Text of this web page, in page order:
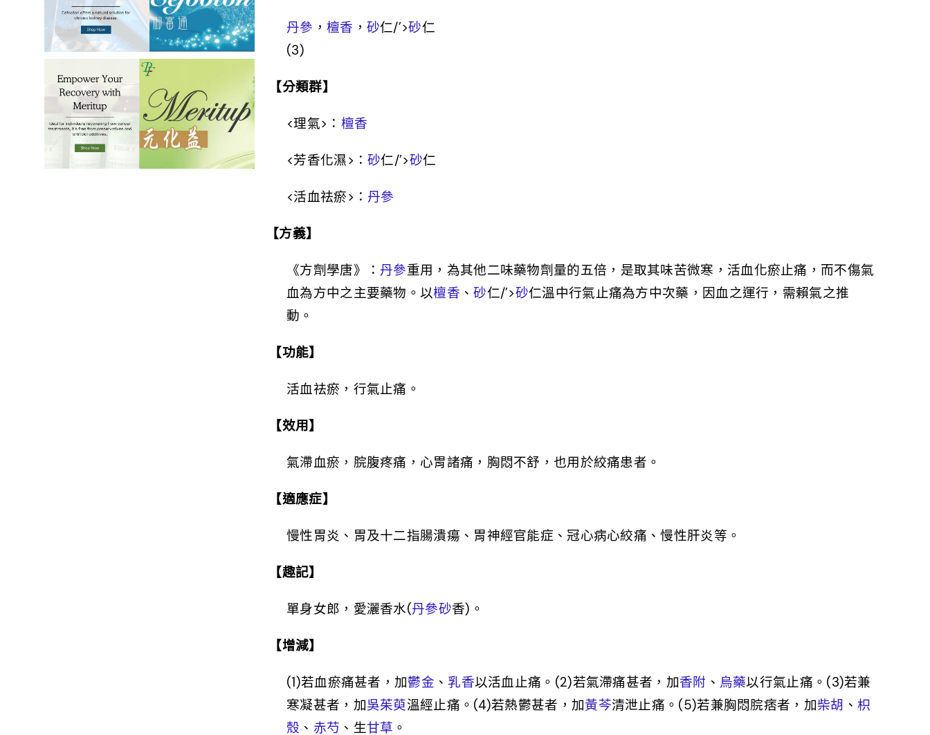
丹參 ， 檀香 ， 砂仁/’>砂仁
(3)
【分類群】
<理氣> ： 檀香
<芳香化濕> ：砂仁/’>砂仁
<活血祛瘀> ： 丹參
【方義】
《方劑學唐》： 丹參重用，為其他二味藥物劑量的五倍，是取其味苦微寒，活血化瘀止痛，而不傷氣
血為方中之主要藥物。以檀香 、砂仁/’>砂仁溫中行氣止痛為方中次藥，因血之運行，需賴氣之推
動。
【功能】
活血祛瘀，行氣止痛。
【效用】
氣滯血瘀，脘腹疼痛，心胃諸痛，胸悶不舒，也用於絞痛患者。
【適應症】
慢性胃炎、胃及十二指腸潰瘍、胃神經官能症、冠心病心絞痛、慢性肝炎等。
【趣記】
單身女郎，愛灑香水(丹參砂香)。
【增減】
(1)若血瘀痛甚者，加鬱金 、 乳香以活血止痛。(2)若氣滯痛甚者，加香附 、 烏藥以行氣止痛。(3)若兼
寒凝甚者，加吳茱萸溫經止痛。(4)若熱鬱甚者，加黃芩清泄止痛。(5)若兼胸悶脘痞者，加柴胡 、 枳
殼 、 赤芍 、生甘草 。